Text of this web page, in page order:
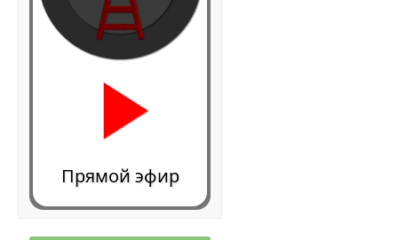
Прямой эфир